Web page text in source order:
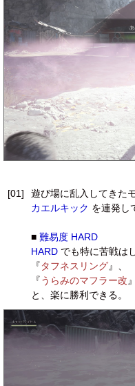
[01]
遊び場に乱入してきた
カエルキック を連発し
■ 難易度 HARD
HARDでも特に苦戦は
『タフネスリング』、
『うらみのマフラー改
と、楽に勝利できる。